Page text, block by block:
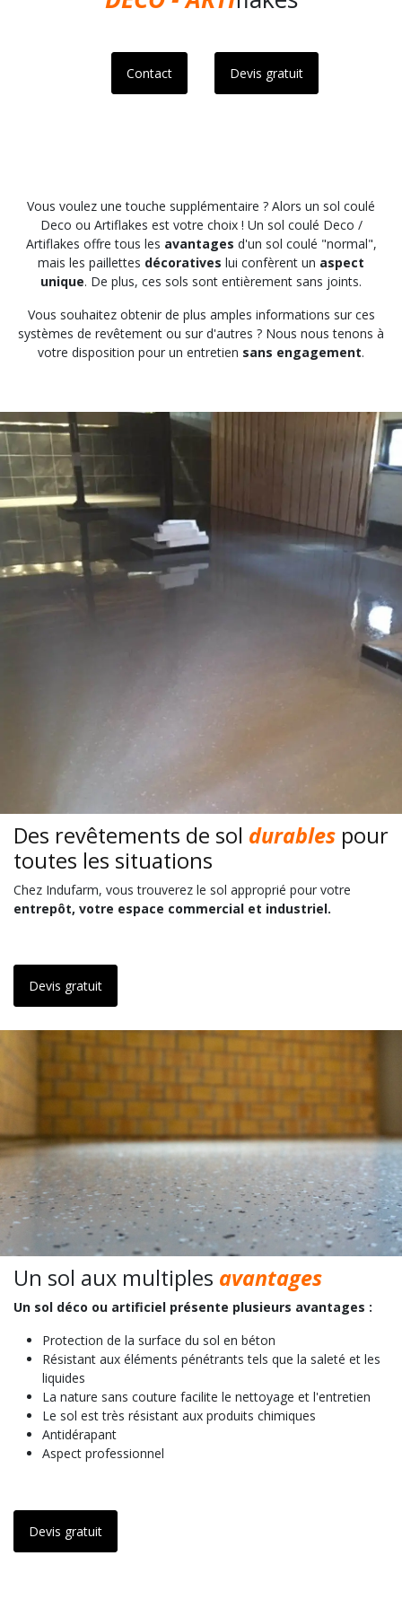
Contact Devis gratuit
Vous voulez une touche supplémentaire ? Alors un sol coulé
Deco ou Artiflakes est votre choix ! Un sol coulé Deco /
Artiflakes offre tous les avantages d'un sol coulé "normal",
mais les paillettes décoratives lui confèrent un aspect
unique. De plus, ces sols sont entièrement sans joints.
Vous souhaitez obtenir de plus amples informations sur ces
systèmes de revêtement ou sur d'autres ? Nous nous tenons à
votre disposition pour un entretien sans engagement.
Des revêtements de sol durables pour
toutes les situations
Chez Indufarm, vous trouverez le sol approprié pour votre
entrepôt, votre espace commercial et industriel.
Devis gratuit
Un sol aux multiples avantages
Un sol déco ou artificiel présente plusieurs avantages :
Protection de la surface du sol en béton
Résistant aux éléments pénétrants tels que la saleté et les
liquides
La nature sans couture facilite le nettoyage et l'entretien
Le sol est très résistant aux produits chimiques
Antidérapant
Aspect professionnel
Devis gratuit